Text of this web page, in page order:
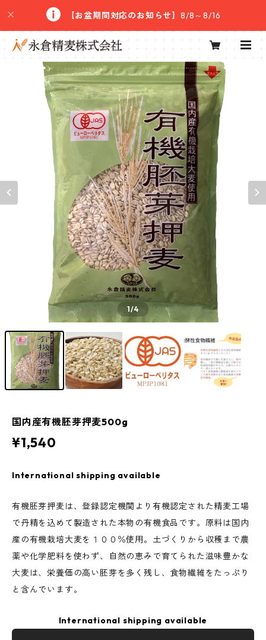
【お盆期間対応のお知らせ】 8/8～8/16
1/4
国内産有機胚芽押麦500g
¥1,540
International shipping available
有機胚芽押麦は、登録認定機関より有機認定された精麦工場
で丹精を込めて製造された本物の有機食品です。原料は国内
産の有機栽培大麦を１００％使用。土づくりから収穫まで農
薬や化学肥料を使わず、自然の恵みで育てられた滋味豊かな
大麦は、栄養価の高い胚芽を多く残し、食物繊維をたっぷり
と含んでいます。
International shipping available